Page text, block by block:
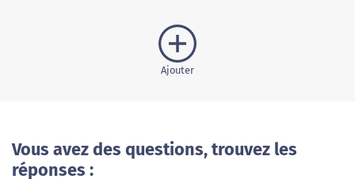
Ajouter
Vous avez des questions, trouvez les
réponses :